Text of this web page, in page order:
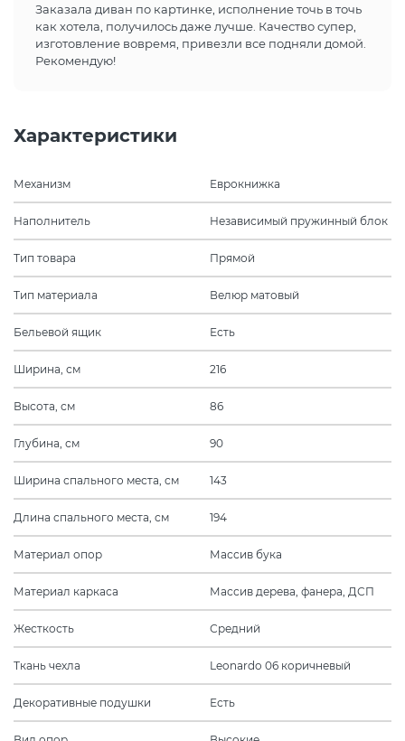
Заказала диван по картинке, исполнение точь в точь
как хотела, получилось даже лучше. Качество супер,
изготовление вовремя, привезли все подняли домой.
Рекомендую!
Характеристики
Механизм Еврокнижка
Наполнитель Независимый пружинный блок
Тип товара Прямой
Тип материала Велюр матовый
Бельевой ящик Есть
Ширина, см 216
Высота, см 86
Глубина, см 90
Ширина спального места, см 143
Длина спального места, см 194
Материал опор Массив бука
Материал каркаса Массив дерева, фанера, ДСП
Жесткость Средний
Ткань чехла Leonardo 06 коричневый
Декоративные подушки Есть